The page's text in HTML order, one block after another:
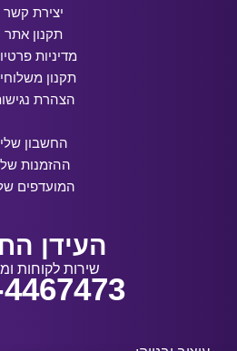
יצירת קשר
תקנון אתר
מדיניות
תקנון
הצהרת
החשבון שלי
ההזמנות
המועדפים
העידן
שירות לקוחות